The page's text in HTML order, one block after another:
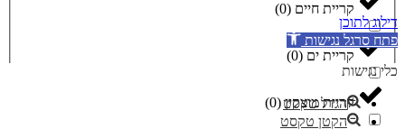
קריית חיים (
0
)
קריית ים (
0
)
קריית מוצקין(
0
)
דילוג לתוכן
פתח סרגל נגישות
כלי נגישות
הגדל טקסט
הקטן טקסט